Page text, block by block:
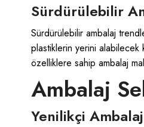
Sürdürülebilir
Sürdürülebilir ambalaj
plastiklerin yerini alabilecek
özelliklere sahip ambalaj
Ambalaj
Yenilikçi